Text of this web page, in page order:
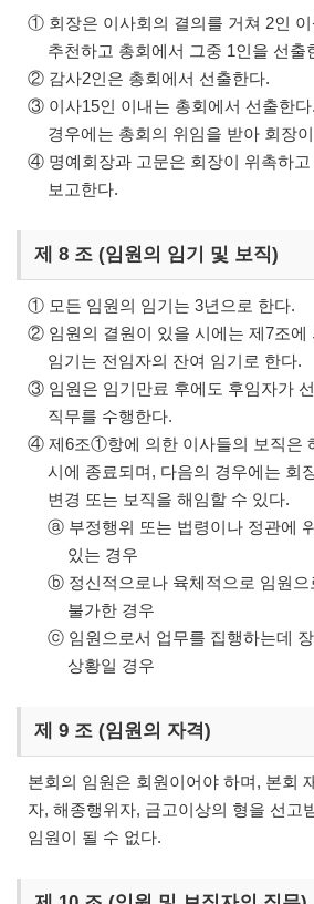
① 회장은 이사회의 결의를 거쳐 2인
추천하고 총회에서 그중 1인을 선출
② 감사2인은 총회에서 선출한다.
③ 이사15인 이내는 총회에서 선출한
경우에는 총회의 위임을 받아 회장
④ 명예회장과 고문은 회장이 위촉하고
보고한다.
제 8 조 (임원의 임기 및 보직)
① 모든 임원의 임기는 3년으로 한다.
② 임원의 결원이 있을 시에는 제7조에
임기는 전임자의 잔여 임기로 한다.
③ 임원은 임기만료 후에도 후임자가
직무를 수행한다.
④ 제6조①항에 의한 이사들의 보직은
시에 종료되며, 다음의 경우에는 회
변경 또는 보직을 해임할 수 있다.
ⓐ 부정행위 또는 법령이나 정관에
있는 경우
ⓑ 정신적으로나 육체적으로 임원으
불가한 경우
ⓒ 임원으로서 업무를 집행하는데
상황일 경우
제 9 조 (임원의 자격)
본회의 임원은 회원이어야 하며, 본회
자, 해종행위자, 금고이상의 형을 선고
임원이 될 수 없다.